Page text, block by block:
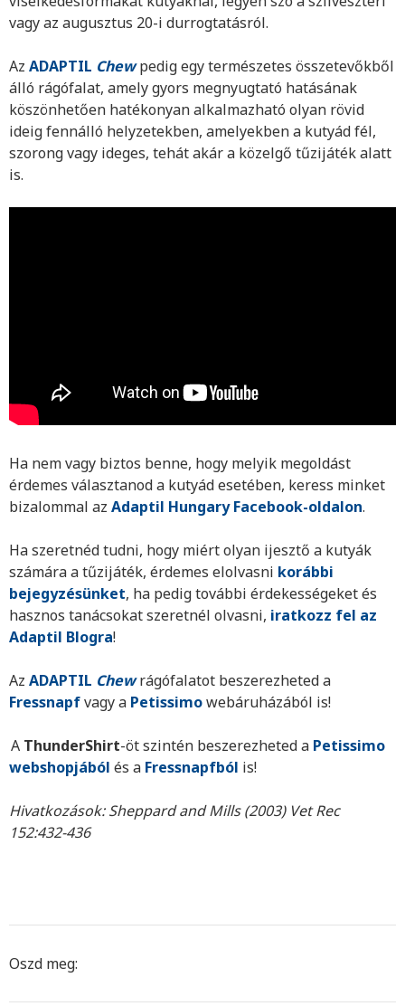
vagy az augusztus 20-i durrogtatásról.
Az ADAPTIL Chewpedig egy természetes összetevőkből
álló rágófalat, amely gyors megnyugtató hatásának
köszönhetően hatékonyan alkalmazható olyan rövid
ideig fennálló helyzetekben, amelyekben a kutyád fél,
szorong vagy ideges, tehát akár a közelgő tűzijáték alatt
is.
Ha nem vagy biztos benne, hogy melyik megoldást
érdemes választanod a kutyád esetében, keress minket
bizalommal az Adaptil Hungary Facebook-oldalon.
Ha szeretnéd tudni, hogy miért olyan ijesztő a kutyák
számára a tűzijáték, érdemes elolvasni korábbi
bejegyzésünket, ha pedig további érdekességeket és
hasznos tanácsokat szeretnél olvasni, iratkozz fel az
Adaptil Blogra!
Az ADAPTIL Chew rágófalatot beszerezheted a
Fressnapfvagy a Petissimowebáruházából is!
A ThunderShirt-öt szintén beszerezheted a Petissimo
webshopjából és a Fressnapfból is!
Hivatkozások: Sheppard and Mills (2003) Vet Rec
152:432-436
Oszd meg: